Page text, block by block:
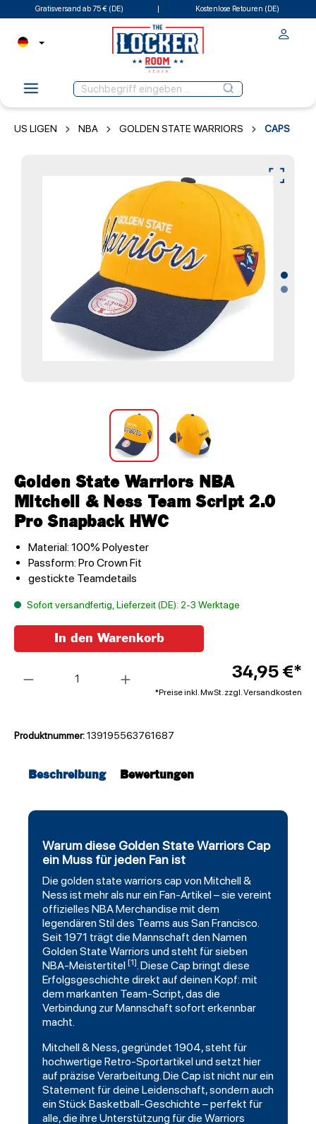
Gratisversand ab 75 € (DE) Kostenlose Retouren (DE)
US LIGEN NBA GOLDEN STATE WARRIORS CAPS
Golden State Warriors NBA
Mitchell & Ness Team Script 2.0
Pro Snapback HWC
Material: 100% Polyester
Passform: Pro Crown Fit
gestickte Teamdetails
Sofort versandfertig, Lieferzeit (DE): 2-3 Werktage
34,95 €*
*Preise inkl. MwSt. zzgl. Versandkosten
In den Warenkorb
Produktnummer:139195563761687
Beschreibung Bewertungen
Warum diese Golden State Warriors Cap
ein Muss für jeden Fan ist
Die golden state warriors cap von Mitchell &
Ness ist mehr als nur ein Fan-Artikel – sie vereint
offizielles NBA Merchandise mit dem
legendären Stil des Teams aus San Francisco.
Seit 1971 trägt die Mannschaft den Namen
Golden State Warriors und steht für sieben
NBA-Meistertitel [1]. Diese Cap bringt diese
Erfolgsgeschichte direkt auf deinen Kopf: mit
dem markanten Team-Script, das die
Verbindung zur Mannschaft sofort erkennbar
macht.
Mitchell & Ness, gegründet 1904, steht für
hochwertige Retro-Sportartikel und setzt hier
auf präzise Verarbeitung. Die Cap ist nicht nur ein
Statement für deine Leidenschaft, sondern auch
ein Stück Basketball-Geschichte – perfekt für
alle, die ihre Unterstützung für die Warriors